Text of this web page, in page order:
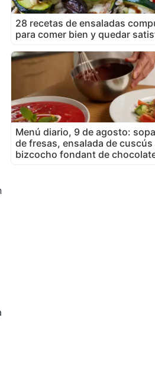
28 recetas de ensaladas
para comer bien y quedar
Menú diario, 9 de agosto:
de fresas, ensalada de cuscús
bizcocho fondant de